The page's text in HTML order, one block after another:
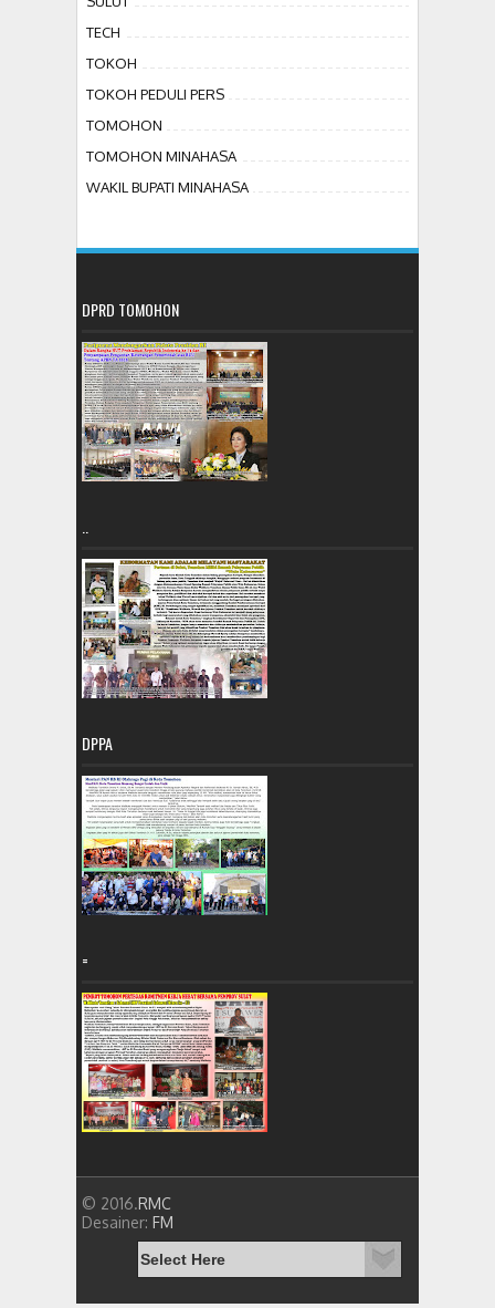
TECH
TOKOH
TOKOH PEDULI PERS
TOMOHON
TOMOHON MINAHASA
WAKIL BUPATI MINAHASA
DPRD TOMOHON
..
DPPA
=
© 2016.RMC
Desainer: FM